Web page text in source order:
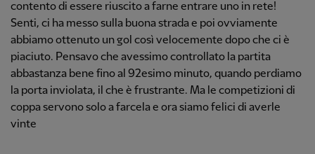
contento di essere riuscito a farne entrare uno in rete!
Senti, ci ha messo sulla buona strada e poi ovviamente
abbiamo ottenuto un gol così velocemente dopo che ci è
piaciuto. Pensavo che avessimo controllato la partita
abbastanza bene fino al 92esimo minuto, quando perdiamo
la porta inviolata, il che è frustrante. Ma le competizioni di
coppa servono solo a farcela e ora siamo felici di averle
vinte